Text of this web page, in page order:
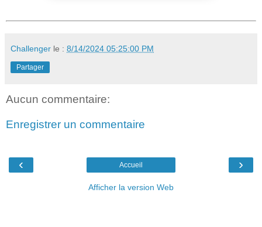
Challenger le : 8/14/2024 05:25:00 PM
Partager
Aucun commentaire:
Enregistrer un commentaire
‹ ›
Accueil
Afficher la version Web